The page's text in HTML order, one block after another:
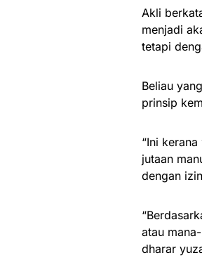
Akli
menjadi
tetapi
Beliau
prinsip
“Ini
jutaan
dengan
atau
dharar